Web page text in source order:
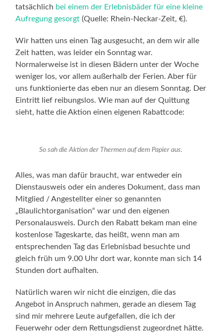
tatsächlich bei einem der Erlebnisbäder für eine kleine
Aufregung gesorgt (Quelle: Rhein-Neckar-Zeit, €).
Wir hatten uns einen Tag ausgesucht, an dem wir alle
Zeit hatten, was leider ein Sonntag war.
Normalerweise ist in diesen Bädern unter der Woche
weniger los, vor allem außerhalb der Ferien. Aber für
uns funktionierte das eben nur an diesem Sonntag. Der
Eintritt lief reibungslos. Wie man auf der Quittung
sieht, hatte die Aktion einen eigenen Rabattcode:
So sah die Aktion der Thermen auf dem Papier aus.
Alles, was man dafür braucht, war entweder ein
Dienstausweis oder ein anderes Dokument, dass man
Mitglied / Angestellter einer so genannten
„Blaulichtorganisation“ war und den eigenen
Personalausweis. Durch den Rabatt bekam man eine
kostenlose Tageskarte, das heißt, wenn man am
entsprechenden Tag das Erlebnisbad besuchte und
gleich früh um 9.00 Uhr dort war, konnte man sich 14
Stunden dort aufhalten.
Natürlich waren wir nicht die einzigen, die das
Angebot in Anspruch nahmen, gerade an diesem Tag
sind mir mehrere Leute aufgefallen, die ich der
Feuerwehr oder dem Rettungsdienst zugeordnet hätte.